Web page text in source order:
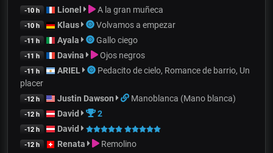
-10 h Lionel A la gran muñeca
-10 h Klaus Volvamos a empezar
-11 h Ayala Gallo ciego
-11 h Davina Ojos negros
-11 h ARIEL
Pedacito de cielo, Romance de barrio, Un
placer
-12 h Justin Dawson Manoblanca (Mano blanca)
-12 h David 2
-12 h David
-12 h Renata Remolino